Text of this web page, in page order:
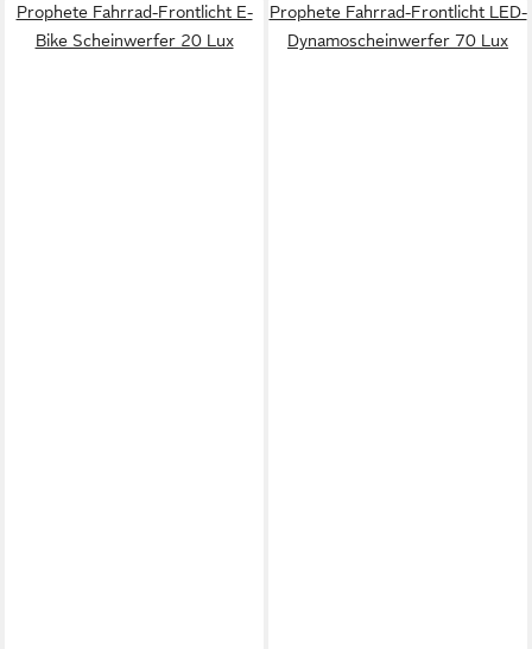
Prophete Fahrrad-Frontlicht E-
Bike Scheinwerfer 20 Lux
Prophete Fahrrad-Frontlicht LED-
Dynamoscheinwerfer 70 Lux